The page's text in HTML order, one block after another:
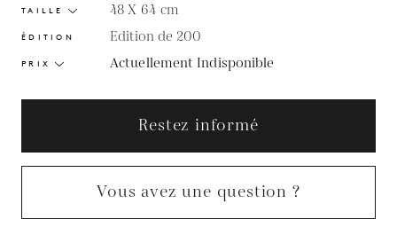
TAILLE 48 X 64 cm
ÉDITION Edition de 200
PRIX Actuellement Indisponible
Restez informé
Vous avez une question ?